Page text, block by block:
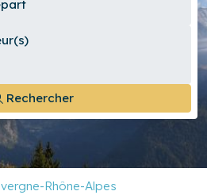
Rechercher
Rhône-Alpes